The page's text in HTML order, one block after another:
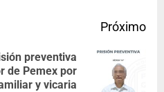
Próximo
preventiva
de Pemex por
y vicaria